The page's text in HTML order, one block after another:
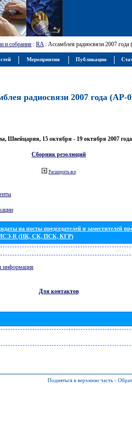
и собрания : RA: Ассамблея радиосвязи 2007
радиосвязи 2007 года (АР-
Швейцария, 15 октября - 19 октября 2007
Сборник резолюций
Расширить все
на посты председателей и заместителей
R (ИК, СК, ПСК, КГР)
информация
Для контактов
Подняться в верхнюю часть -
Мероприятия Публикации